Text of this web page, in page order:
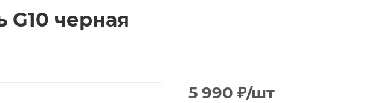
G10 черная
5 990 ₽/шт